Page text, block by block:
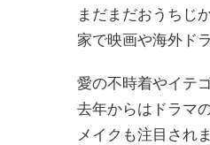
まだまだおうちじ
家で映画や海外ド
愛の不時着やイテ
去年からはドラマ
メイクも注目され